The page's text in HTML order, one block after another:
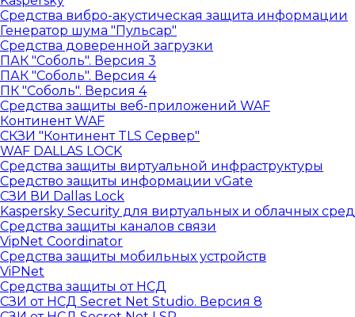
Средства вибро-акустическая защита информации
Генератор шума "Пульсар"
Средства доверенной загрузки
ПАК "Соболь". Версия 3
ПАК "Соболь". Версия 4
ПК "Соболь". Версия 4
Средства защиты веб-приложений WAF
Континент WAF
СКЗИ "Континент TLS Сервер"
WAF DALLAS LOCK
Средства защиты виртуальной инфраструктуры
Средство защиты информации vGate
СЗИ ВИ Dallas Lock
Kaspersky Security для виртуальных и облачных сред
Средства защиты каналов связи
VipNet Coordinator
Средства защиты мобильных устройств
ViPNet
Средства защиты от НСД
СЗИ от НСД Secret Net Studio. Версия 8